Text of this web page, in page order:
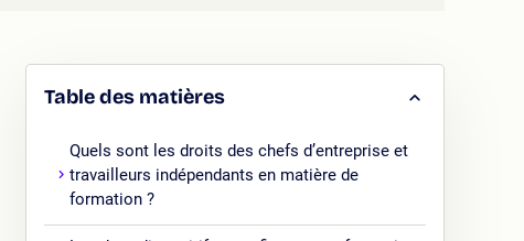
Table des matières
Quels sont les droits des chefs d’entreprise et
travailleurs indépendants en matière de
formation ?